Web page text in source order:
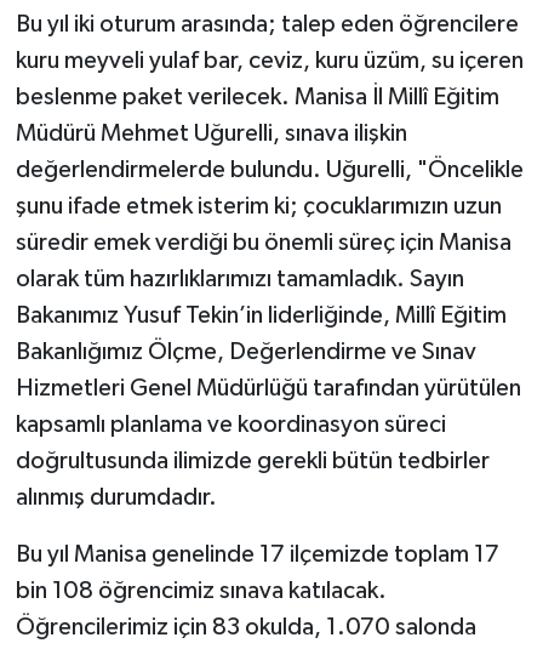
Bu yıl iki oturum arasında; talep eden öğrencilere
kuru meyveli yulaf bar, ceviz, kuru üzüm, su içeren
beslenme paket verilecek. Manisa İl Millî Eğitim
Müdürü Mehmet Uğurelli, sınava ilişkin
değerlendirmelerde bulundu. Uğurelli, "Öncelikle
şunu ifade etmek isterim ki; çocuklarımızın uzun
süredir emek verdiği bu önemli süreç için Manisa
olarak tüm hazırlıklarımızı tamamladık. Sayın
Bakanımız Yusuf Tekin’in liderliğinde, Millî Eğitim
Bakanlığımız Ölçme, Değerlendirme ve Sınav
Hizmetleri Genel Müdürlüğü tarafından yürütülen
kapsamlı planlama ve koordinasyon süreci
doğrultusunda ilimizde gerekli bütün tedbirler
alınmış durumdadır.
Bu yıl Manisa genelinde 17 ilçemizde toplam 17
bin 108 öğrencimiz sınava katılacak.
Öğrencilerimiz için 83 okulda, 1.070 salonda